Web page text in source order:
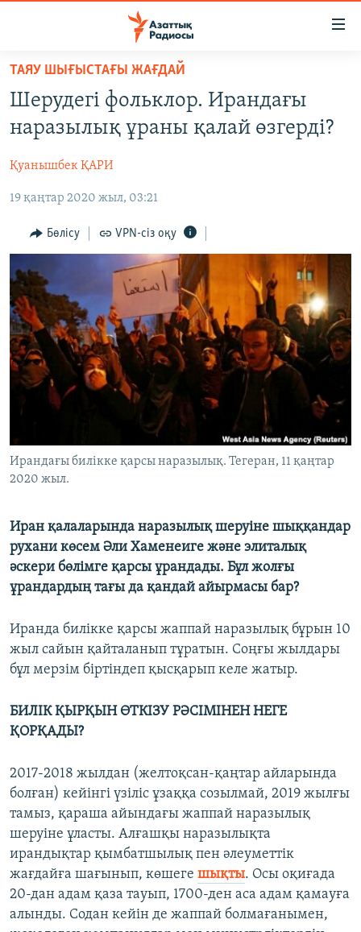
Skip
main
content
to
Navigation
Search
САЯСАТ
AZATTYQTV
ҚАҢТАР ОҚИҒАСЫ
АДАМ ҚҰҚЫҚТАРЫ
ӘЛЕУМЕТ
АРНАЙЫ ЖОБАЛАР
Русский
ЖАЗЫЛЫҢЫЗ
Басқа тілдерде
ТАЯУ ШЫҒЫСТАҒЫ ЖАҒДАЙ
Шерудегі фольклор. Ирандағы
наразылық ұраны қалай өзгерді?
Қуанышбек ҚАРИ
19 қаңтар 2020 жыл, 03:21
Бөлісу VPN-сіз оқу
Ирандағы билікке қарсы наразылық. Тегеран, 11 қаңтар
2020 жыл.
Иран қалаларында наразылық шеруіне шыққандар
рухани көсем Әли Хаменеиге және элиталық
әскери бөлімге қарсы ұрандады. Бұл жолғы
ұрандардың тағы да қандай айырмасы бар?
Иранда билікке қарсы жаппай наразылық бұрын 10
жыл сайын қайталанып тұратын. Соңғы жылдары
бұл мерзім біртіндеп қысқарып келе жатыр.
БИЛІК ҚЫРҚЫН ӨТКІЗУ РӘСІМІНЕН НЕГЕ
ҚОРҚАДЫ?
2017-2018 жылдан (желтоқсан-қаңтар айларында
болған) кейінгі үзіліс ұзаққа созылмай, 2019 жылғы
тамыз, қараша айындағы жаппай наразылық
шеруіне ұласты. Алғашқы наразылықта
ирандықтар қымбатшылық пен әлеуметтік
жағдайға шағынып, көшеге шықты. Осы оқиғада
20-дан адам қаза тауып, 1700-ден аса адам қамауға
алынды. Содан кейін де жаппай болмағанымен,